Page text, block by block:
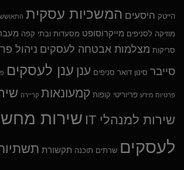
הייטק היסעים המשכיות עסקית
מוזיקה לסניפים מייקרוסופט מסעדות ובתי קפה
סריקות מצלמות אבטחה לעסקים ניהול
סייבר סינון דואר סניפים ענן ענן לעסקים
פרטיות מידע פריוריטי קופות קמעונאות קריירה
שירות למנהלי IT
שירות
לעסקים שרתים תוכנה תקשורת